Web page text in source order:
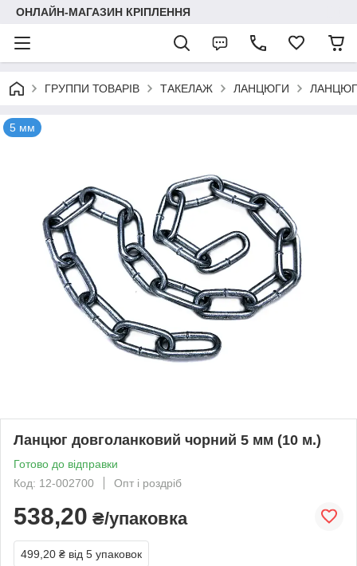
ОНЛАЙН-МАГАЗИН КРІПЛЕННЯ
ГРУППИ ТОВАРІВ ТАКЕЛАЖ ЛАНЦЮГИ
5 мм
Ланцюг довголанковий чорний 5 мм (10 м.)
Готово до відправки
Код: 12-002700
Опт і роздріб
538,20 ₴/упаковка
499,20 ₴ від 5 упаковок